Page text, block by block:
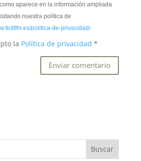
aparece en la información ampliada
nuestra política de
politica-de-privacidad/
la Política de privacidad *